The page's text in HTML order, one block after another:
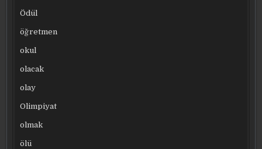
Ödül
öğretmen
okul
olacak
olay
Olimpiyat
olmak
ölü